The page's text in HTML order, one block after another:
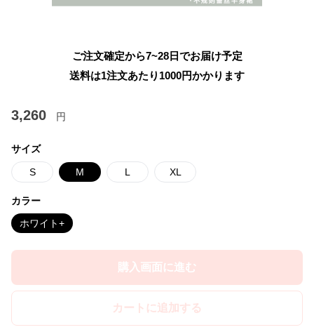
ご注文確定から7~28日でお届け予定
送料は1注文あたり 1000円かかります
3,260 円
サイズ
S M L XL
カラー
ホワイト+
購入画面に進む
カートに追加する